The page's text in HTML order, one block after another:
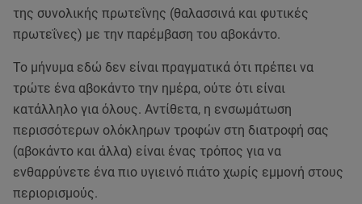
της συνολικής πρωτεΐνης (θαλασσινά και φυτικές
πρωτεΐνες) με την παρέμβαση του αβοκάντο.
Το μήνυμα εδώ δεν είναι πραγματικά ότι πρέπει να
τρώτε ένα αβοκάντο την ημέρα, ούτε ότι είναι
κατάλληλο για όλους. Αντίθετα, η ενσωμάτωση
περισσότερων ολόκληρων τροφών στη διατροφή σας
(αβοκάντο και άλλα) είναι ένας τρόπος για να
ενθαρρύνετε ένα πιο υγιεινό πιάτο χωρίς εμμονή στους
περιορισμούς.